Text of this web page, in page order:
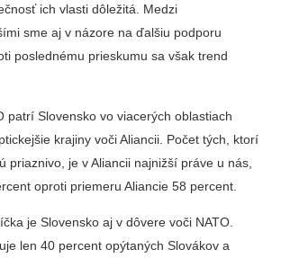
ich vlasti dôležitá. Medzi
sme aj v názore na ďalšiu podporu
poslednému prieskumu sa však trend
patrí Slovensko vo viacerých oblastiach
krajiny voči Aliancii. Počet tých, ktorí
priaznivo, je v Aliancii najnižší práve u nás,
oproti priemeru Aliancie 58 percent.
je Slovensko aj v dôvere voči NATO.
len 40 percent opýtaných Slovákov a